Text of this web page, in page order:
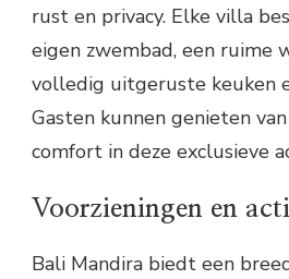
rust en privacy. Elke villa
eigen zwembad, een ruime
volledig uitgeruste keuken
Gasten kunnen genieten
comfort in deze exclusieve
Voorzieningen en
Bali Mandira biedt een